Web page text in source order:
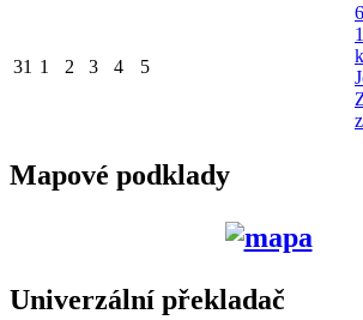
31 1 2 3 4 5
6
1
Mapové podklady
Univerzální překladač